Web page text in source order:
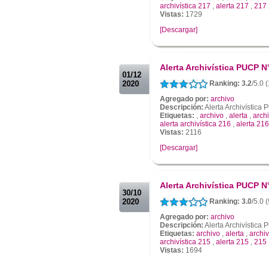
archivística 217 , alerta 217 , 217
Vistas: 1729
[Descargar]
01/12
2020
Alerta Archivística PUCP
Ranking: 3.2/5.0
Agregado por: archivo
Descripción: Alerta Archivística
Etiquetas: , archivo , alerta ,
alerta archivística 216 , alerta 216
Vistas: 2116
[Descargar]
30/10
2020
Alerta Archivística PUCP
Ranking: 3.0/5.0
Agregado por: archivo
Descripción: Alerta Archivística
Etiquetas: archivo , alerta ,
archivística 215 , alerta 215 , 215
Vistas: 1694